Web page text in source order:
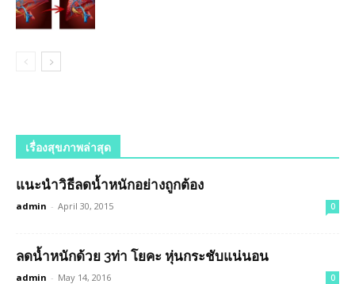
เรื่องสุขภาพล่าสุด
แนะนำวิธีลดน้ำหนักอย่างถูกต้อง
admin - April 30, 2015 0
ลดน้ำหนักด้วย 3ท่า โยคะ หุ่นกระชับแน่นอน
admin - May 14, 2016 0